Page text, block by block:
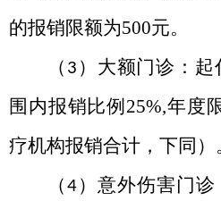
的报销限额为500元。
（ 3 ）大额门诊：起
围内报销比例 25%,年度
疗机构报销合计，下同）
（4）意外伤害门